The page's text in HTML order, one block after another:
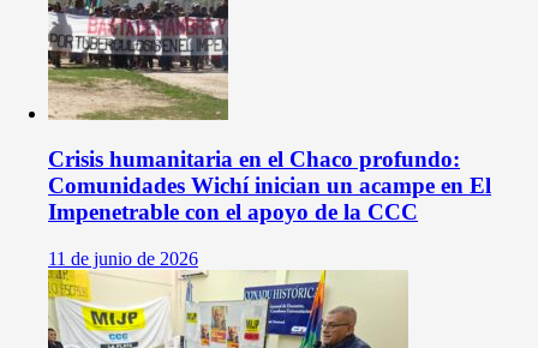
Crisis humanitaria en el Chaco profundo:
Comunidades Wichí inician un acampe en El
Impenetrable con el apoyo de la CCC
11 de junio de 2026